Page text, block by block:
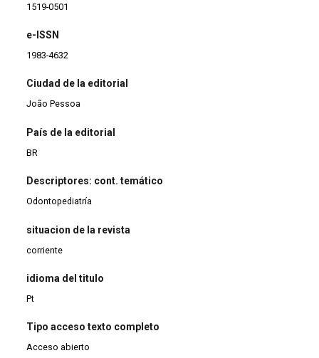
1519-0501
e-ISSN
1983-4632
Ciudad de la editorial
João Pessoa
País de la editorial
BR
Descriptores: cont. temático
Odontopediatría
situacion de la revista
corriente
idioma del titulo
Pt
Tipo acceso texto completo
Acceso abierto